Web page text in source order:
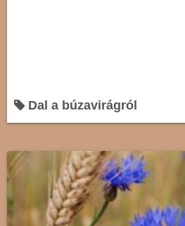
Dal a búzavirágról